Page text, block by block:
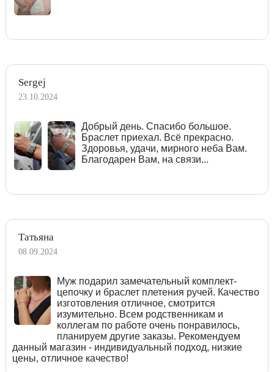
Sergej
23.10.2024
Добрый день. Спасибо большое.
Браслет приехал. Всё прекрасно.
Здоровья, удачи, мирного неба Вам.
Благодарен Вам, на связи...
Татьяна
08.09.2024
Муж подарил замечательный комплект-
цепочку и браслет плетения ручей. Качество
изготовления отличное, смотрится
изумительно. Всем родственникам и
коллегам по работе очень понравилось,
планируем другие заказы. Рекомендуем
данный магазин - индивидуальный подход, низкие
цены, отличное качество!